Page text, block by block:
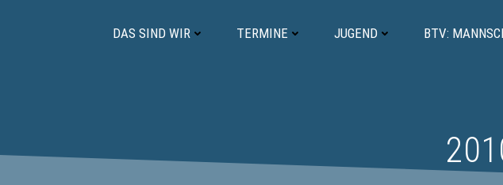
DAS SIND WIR TERMINE JUGEND BTV: